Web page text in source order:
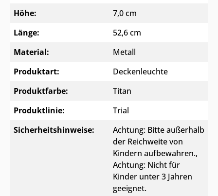
Höhe:
7,0 cm
Länge:
52,6 cm
Material:
Metall
Produktart:
Deckenleuchte
Produktfarbe:
Titan
Produktlinie:
Trial
Sicherheitshinweise:
Achtung: Bitte außerhalb
der Reichweite von
Kindern aufbewahren.,
Achtung: Nicht für
Kinder unter 3 Jahren
geeignet.